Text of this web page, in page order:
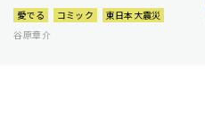
愛でる コミック
東日本大震災
谷原章介